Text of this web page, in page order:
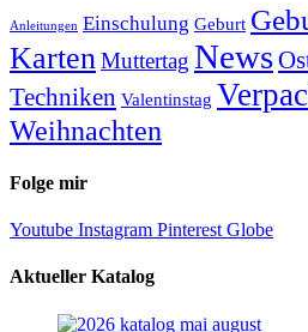
Anleitungen Einschulung Geburt
Karten Muttertag News
Techniken Valentinstag
Weihnachten
Folge mir
Youtube Instagram Pinterest Globe
Aktueller Katalog